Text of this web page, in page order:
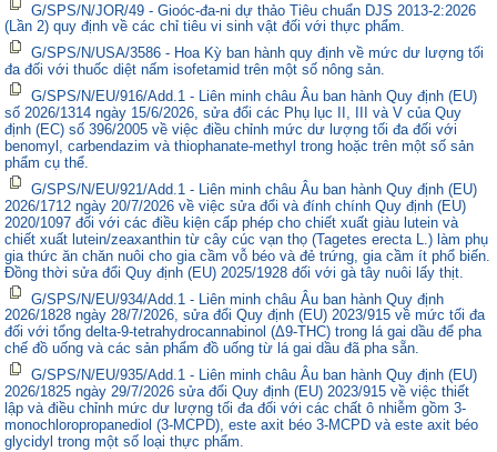
G/SPS/N/JOR/49 - Gioóc-đa-ni dự thảo Tiêu chuẩn DJS 2013-2:2026
(Lần 2) quy định về các chỉ tiêu vi sinh vật đối với thực phẩm.
G/SPS/N/USA/3586 - Hoa Kỳ ban hành quy định về mức dư lượng tối
đa đối với thuốc diệt nấm isofetamid trên một số nông sản.
G/SPS/N/EU/916/Add.1 - Liên minh châu Âu ban hành Quy định (EU)
số 2026/1314 ngày 15/6/2026, sửa đổi các Phụ lục II, III và V của Quy
định (EC) số 396/2005 về việc điều chỉnh mức dư lượng tối đa đối với
benomyl, carbendazim và thiophanate-methyl trong hoặc trên một số sản
phẩm cụ thể.
G/SPS/N/EU/921/Add.1 - Liên minh châu Âu ban hành Quy định (EU)
2026/1712 ngày 20/7/2026 về việc sửa đổi và đính chính Quy định (EU)
2020/1097 đối với các điều kiện cấp phép cho chiết xuất giàu lutein và
chiết xuất lutein/zeaxanthin từ cây cúc vạn thọ (Tagetes erecta L.) làm phụ
gia thức ăn chăn nuôi cho gia cầm vỗ béo và đẻ trứng, gia cầm ít phổ biến.
Đồng thời sửa đổi Quy định (EU) 2025/1928 đối với gà tây nuôi lấy thịt.
G/SPS/N/EU/934/Add.1 - Liên minh châu Âu ban hành Quy định
2026/1828 ngày 28/7/2026, sửa đổi Quy định (EU) 2023/915 về mức tối đa
đối với tổng delta-9-tetrahydrocannabinol (Δ9-THC) trong lá gai dầu để pha
chế đồ uống và các sản phẩm đồ uống từ lá gai dầu đã pha sẵn.
G/SPS/N/EU/935/Add.1 - Liên minh châu Âu ban hành Quy định (EU)
2026/1825 ngày 29/7/2026 sửa đổi Quy định (EU) 2023/915 về việc thiết
lập và điều chỉnh mức dư lượng tối đa đối với các chất ô nhiễm gồm 3-
monochloropropanediol (3-MCPD), este axit béo 3-MCPD và este axit béo
glycidyl trong một số loại thực phẩm.